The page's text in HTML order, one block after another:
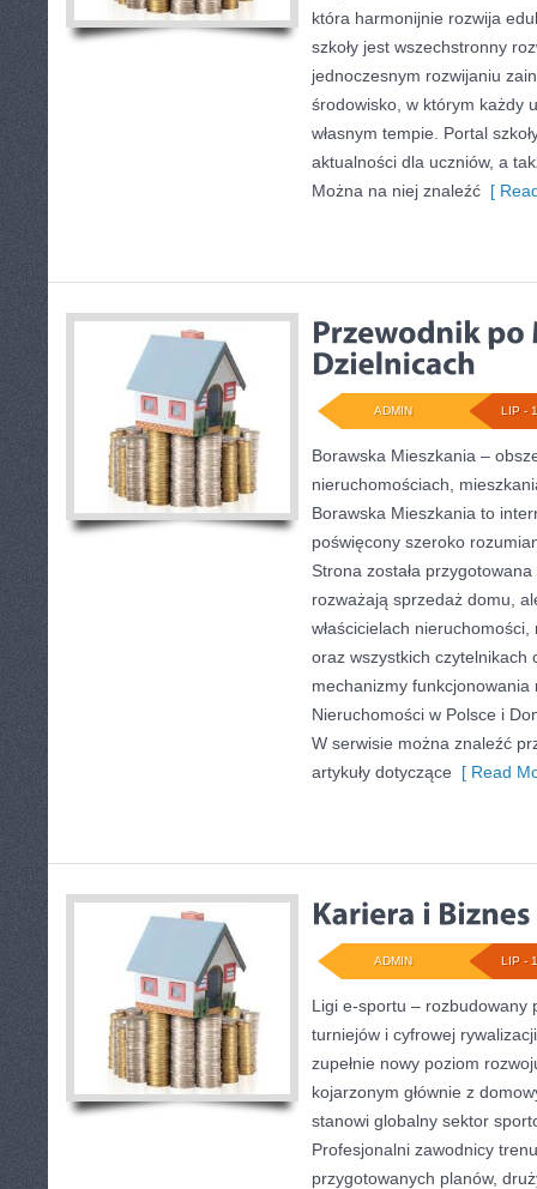
która harmonijnie rozwija
szkoły jest wszechstronny
jednoczesnym rozwijaniu
środowisko, w którym każdy
własnym tempie. Portal
aktualności dla uczniów, a
Można na niej znaleźć [
LIP -
ADMIN
Borawska Mieszkania –
nieruchomościach,
Borawska Mieszkania to
poświęcony szeroko
Strona została
rozważają sprzedaż domu,
właścicielach
oraz wszystkich czytelnikach
mechanizmy
Nieruchomości w Polsce i
W serwisie można znaleźć
artykuły dotyczące [ Read
LIP -
ADMIN
Ligi e-sportu – rozbudowany
turniejów i cyfrowej
zupełnie nowy poziom
kojarzonym głównie z
stanowi globalny sektor
Profesjonalni zawodnicy
przygotowanych planów,